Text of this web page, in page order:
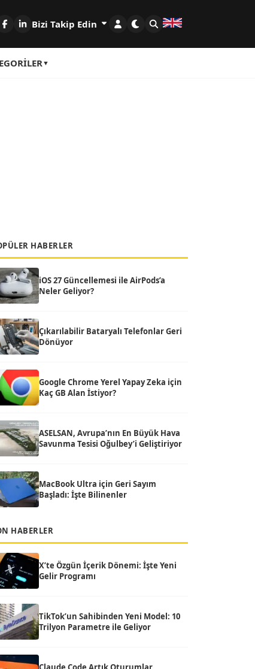
Bizi Takip Edin
HABERLER
iOS 27 Güncellemesi ile AirPods’a
Neler Geliyor?
Çıkarılabilir Bataryalı Telefonlar Geri
Dönüyor
Google Chrome Yerel Yapay Zeka için
Kaç GB Alan İstiyor?
ASELSAN, Avrupa’nın En Büyük Hava
Savunma Tesisi Oğulbey’i Geliştiriyor
MacBook Ultra için Geri Sayım
Başladı: İşte Bilinenler
HABERLER
X’te Özgün İçerik Dönemi: İşte Yeni
Gelir Programı
TikTok’un Sahibinden Yeni Model: 10
Trilyon Parametre ile Geliyor